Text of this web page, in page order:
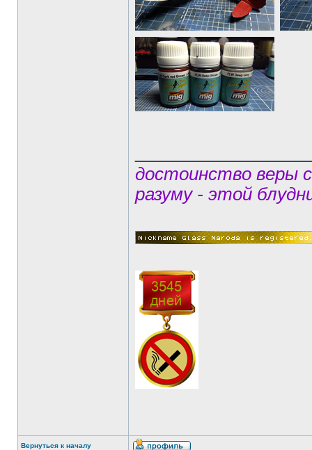
достоинство веры
разуму - этой
Вернуться к началу